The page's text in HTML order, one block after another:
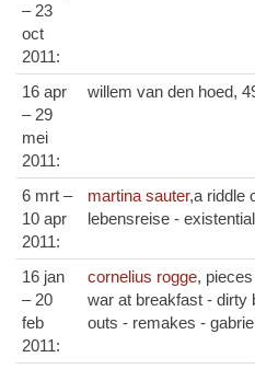
– 23
oct
2011:
16 apr
– 29
mei
2011:
willem van den hoed,
6 mrt –
10 apr
2011:
martina sauter,a riddle
lebensreise -
16 jan
– 20
feb
2011:
cornelius rogge,
war at breakfast - dirty
outs - remakes -